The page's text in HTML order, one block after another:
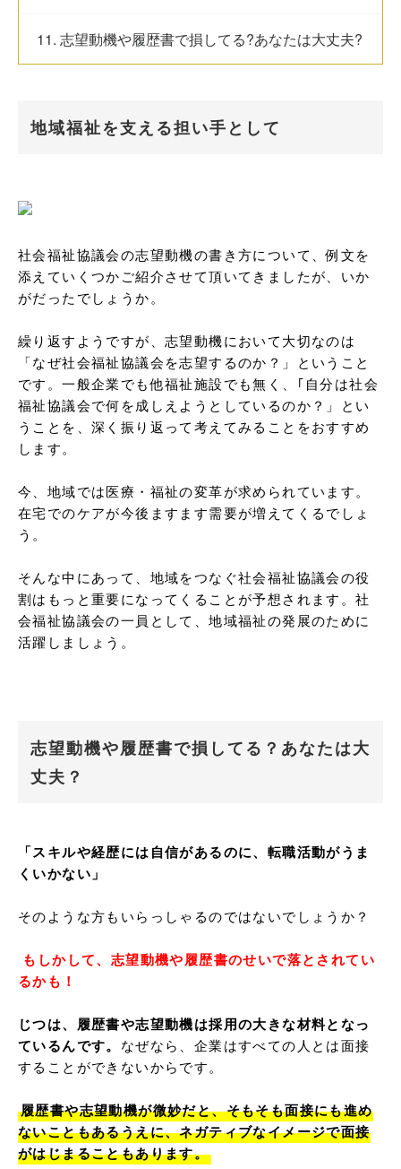
11. 志望動機や履歴書で損してる?あなたは大丈夫?
地域福祉を支える担い手として
社会福祉協議会の志望動機の書き方について、例文を
添えていくつかご紹介させて頂いてきましたが、いか
がだったでしょうか。
繰り返すようですが、志望動機において大切なのは
「なぜ社会福祉協議会を志望するのか？」ということ
です。一般企業でも他福祉施設でも無く、｢自分は社会
福祉協議会で何を成しえようとしているのか？」とい
うことを、深く振り返って考えてみることをおすすめ
します。
今、地域では医療・福祉の変革が求められています。
在宅でのケアが今後ますます需要が増えてくるでしょ
う。
そんな中にあって、地域をつなぐ社会福祉協議会の役
割はもっと重要になってくることが予想されます。社
会福祉協議会の一員として、地域福祉の発展のために
活躍しましょう。
志望動機や履歴書で損してる？あなたは大
丈夫？
「スキルや経歴には自信があるのに、転職活動がうま
くいかない」
そのような方もいらっしゃるのではないでしょうか？
るかも！
じつは、履歴書や志望動機は採用の大きな材料となっ
ているんです。 なぜなら、企業はすべての人とは面接
することができないからです。
履歴書や志望動機が微妙だと、そもそも面接にも進め
ないこともあるうえに、ネガティブなイメージで面接
がはじまることもあります。